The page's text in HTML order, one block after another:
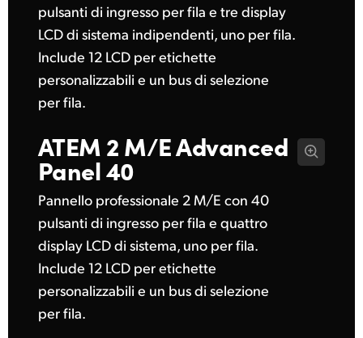
pulsanti di ingresso per fila e tre display
LCD di sistema indipendenti, uno per fila.
Include 12 LCD per etichette
personalizzabili e un bus di selezione
per fila.
ATEM 2 M/EAdvanced
Panel 40
Pannello professionale 2 M/E con 40
pulsanti di ingresso per fila e quattro
display LCD di sistema, uno per fila.
Include 12 LCD per etichette
personalizzabili e un bus di selezione
per fila.